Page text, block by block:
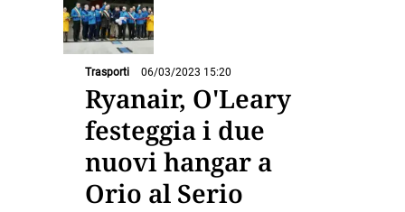
Trasporti 06/03/2023 15:20
Ryanair, O'Leary
festeggia i due
nuovi hangar a
Orio al Serio